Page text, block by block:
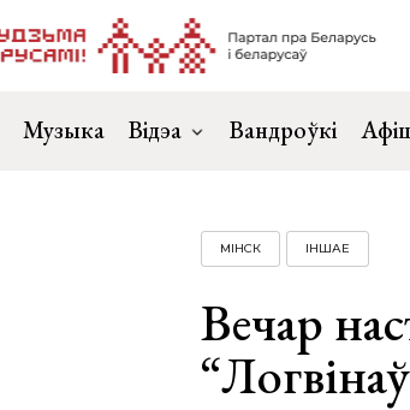
Музыка Відэа Вандроўкі
МІНСК ІНШАЕ
Вечар